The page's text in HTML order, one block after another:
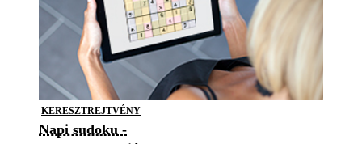
KERESZTREJTVÉNY
Napi sudoku -